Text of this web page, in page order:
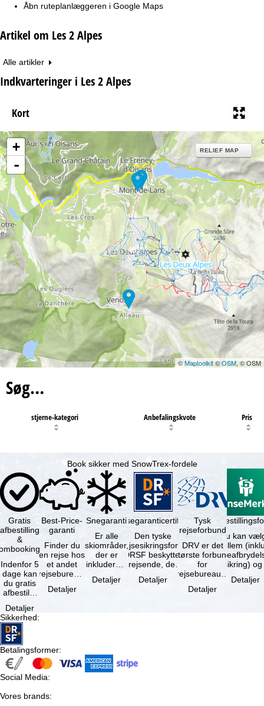
Åbn ruteplanlæggeren i Google Maps
Artikel om Les 2 Alpes
Alle artikler
Indkvarteringer i Les 2 Alpes
Kort
48
+
-
RELIEF MAP
©Maptoolkit©OSM, © OSM
Søg…
stjerne-kategori Anbefalingskvote Pris
Book sikker med SnowTrex-fordele
Gratis
afbestilling
&
Indenfor 5
dage kan
du gratis
afbestille
booking.
Det er
dog en …
Detaljer
Best-Price-
garanti
Finder du
en rejse hos
et andet
rejsebureau,
er billigere
Detaljer
Snegaranti
Er alle
skiområder,
der er
inkluderet i
bookede
Detaljer
Rejsegaranticertifikat
Den tyske
rejsesikringsfond
DRSF beskytter
rejsende, der
pakkerejse eller
Detaljer
Tysk
rejseforbund
DRV er det
største forbund
for
rejsebureauer
rejsearrangører
Detaljer
Du kan
mellem (inklusiv
Detaljer
Sikkerhed:
Betalingsformer:
Social Media:
Vores brands: